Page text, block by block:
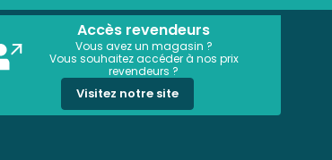
Accès revendeurs
Vous avez un magasin ?
Vous souhaitez accéder à nos prix
revendeurs ?
Visitez notre site